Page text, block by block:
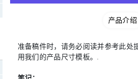
产品介绍
准备稿件时，请务必阅读并参考此处
用我们的产品尺寸模板。.